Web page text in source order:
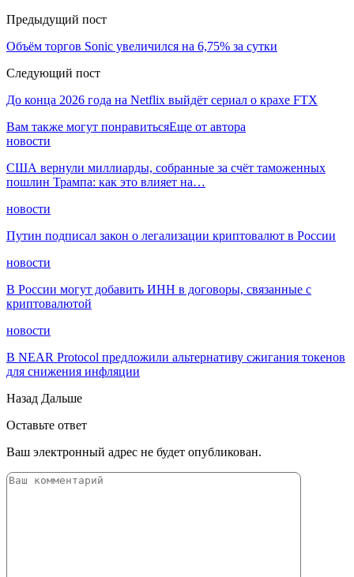
Предыдущий пост
Объём торгов Sonic увеличился на 6,75% за сутки
Следующий пост
До конца 2026 года на Netflix выйдёт сериал о крахе FTX
Вам также могут понравитьсяЕще от автора
новости
США вернули миллиарды, собранные за счёт таможенных
пошлин Трампа: как это влияет на…
новости
Путин подписал закон о легализации криптовалют в России
новости
В России могут добавить ИНН в договоры, связанные с
криптовалютой
новости
В NEAR Protocol предложили альтернативу сжигания токенов
для снижения инфляции
Назад Дальше
Оставьте ответ
Ваш электронный адрес не будет опубликован.